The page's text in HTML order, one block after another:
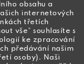
obsahu a
internetových
třetích
vše“ souhlasíte s
ke zpracování
předávání našim
osoby). Naši